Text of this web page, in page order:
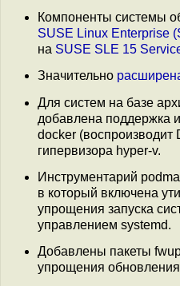
Компоненты системы
SUSE Linux Enterprise
на SUSE SLE 15
Значительно
Для систем на базе
добавлена поддержка
docker (воспроизводит
гипервизора hyper-v.
Инструментарий
в который включена
упрощения запуска
управлением systemd.
Добавлены пакеты
упрощения